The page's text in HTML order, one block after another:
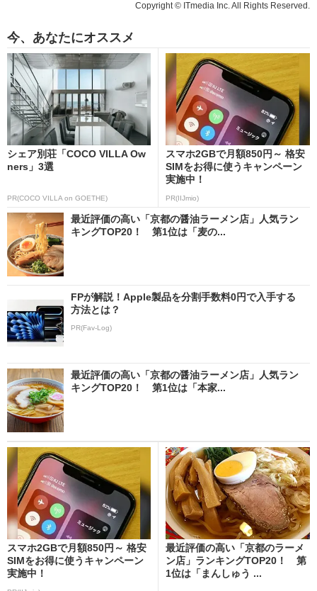
Copyright © ITmedia Inc. All Rights Reserved.
今、あなたにオススメ
シェア別荘「COCO VILLA Ow
ners」3選
PR(COCO VILLA on GOETHE)
スマホ2GBで月額850円～ 格安
SIMをお得に使うキャンペーン
実施中！
PR(IIJmio)
最近評価の高い「京都の醤油ラーメン店」人気ラン
キングTOP20！ 第1位は「麦の...
FPが解説！Apple製品を分割手数料0円で入手する
方法とは？
PR(Fav-Log)
最近評価の高い「京都の醤油ラーメン店」人気ラン
キングTOP20！ 第1位は「本家...
スマホ2GBで月額850円～ 格安
SIMをお得に使うキャンペーン
実施中！
最近評価の高い「京都のラーメ
ン店」ランキングTOP20！ 第
1位は「まんしゅう ...